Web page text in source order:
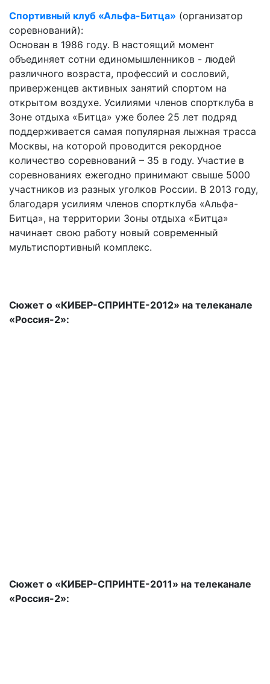
Спортивный клуб «Альфа-Битца» (организатор
соревнований):
Основан в 1986 году. В настоящий момент
объединяет сотни единомышленников - людей
различного возраста, профессий и сословий,
приверженцев активных занятий спортом на
открытом воздухе. Усилиями членов спортклуба в
Зоне отдыха «Битца» уже более 25 лет подряд
поддерживается самая популярная лыжная трасса
Москвы, на которой проводится рекордное
количество соревнований – 35 в году. Участие в
соревнованиях ежегодно принимают свыше 5000
участников из разных уголков России. В 2013 году,
благодаря усилиям членов спортклуба «Альфа-
Битца», на территории Зоны отдыха «Битца»
начинает свою работу новый современный
мультиспортивный комплекс.
Сюжет о «КИБЕР-СПРИНТЕ-2012» на телеканале
«Россия-2»:
Сюжет о «КИБЕР-СПРИНТЕ-2011» на телеканале
«Россия-2»: